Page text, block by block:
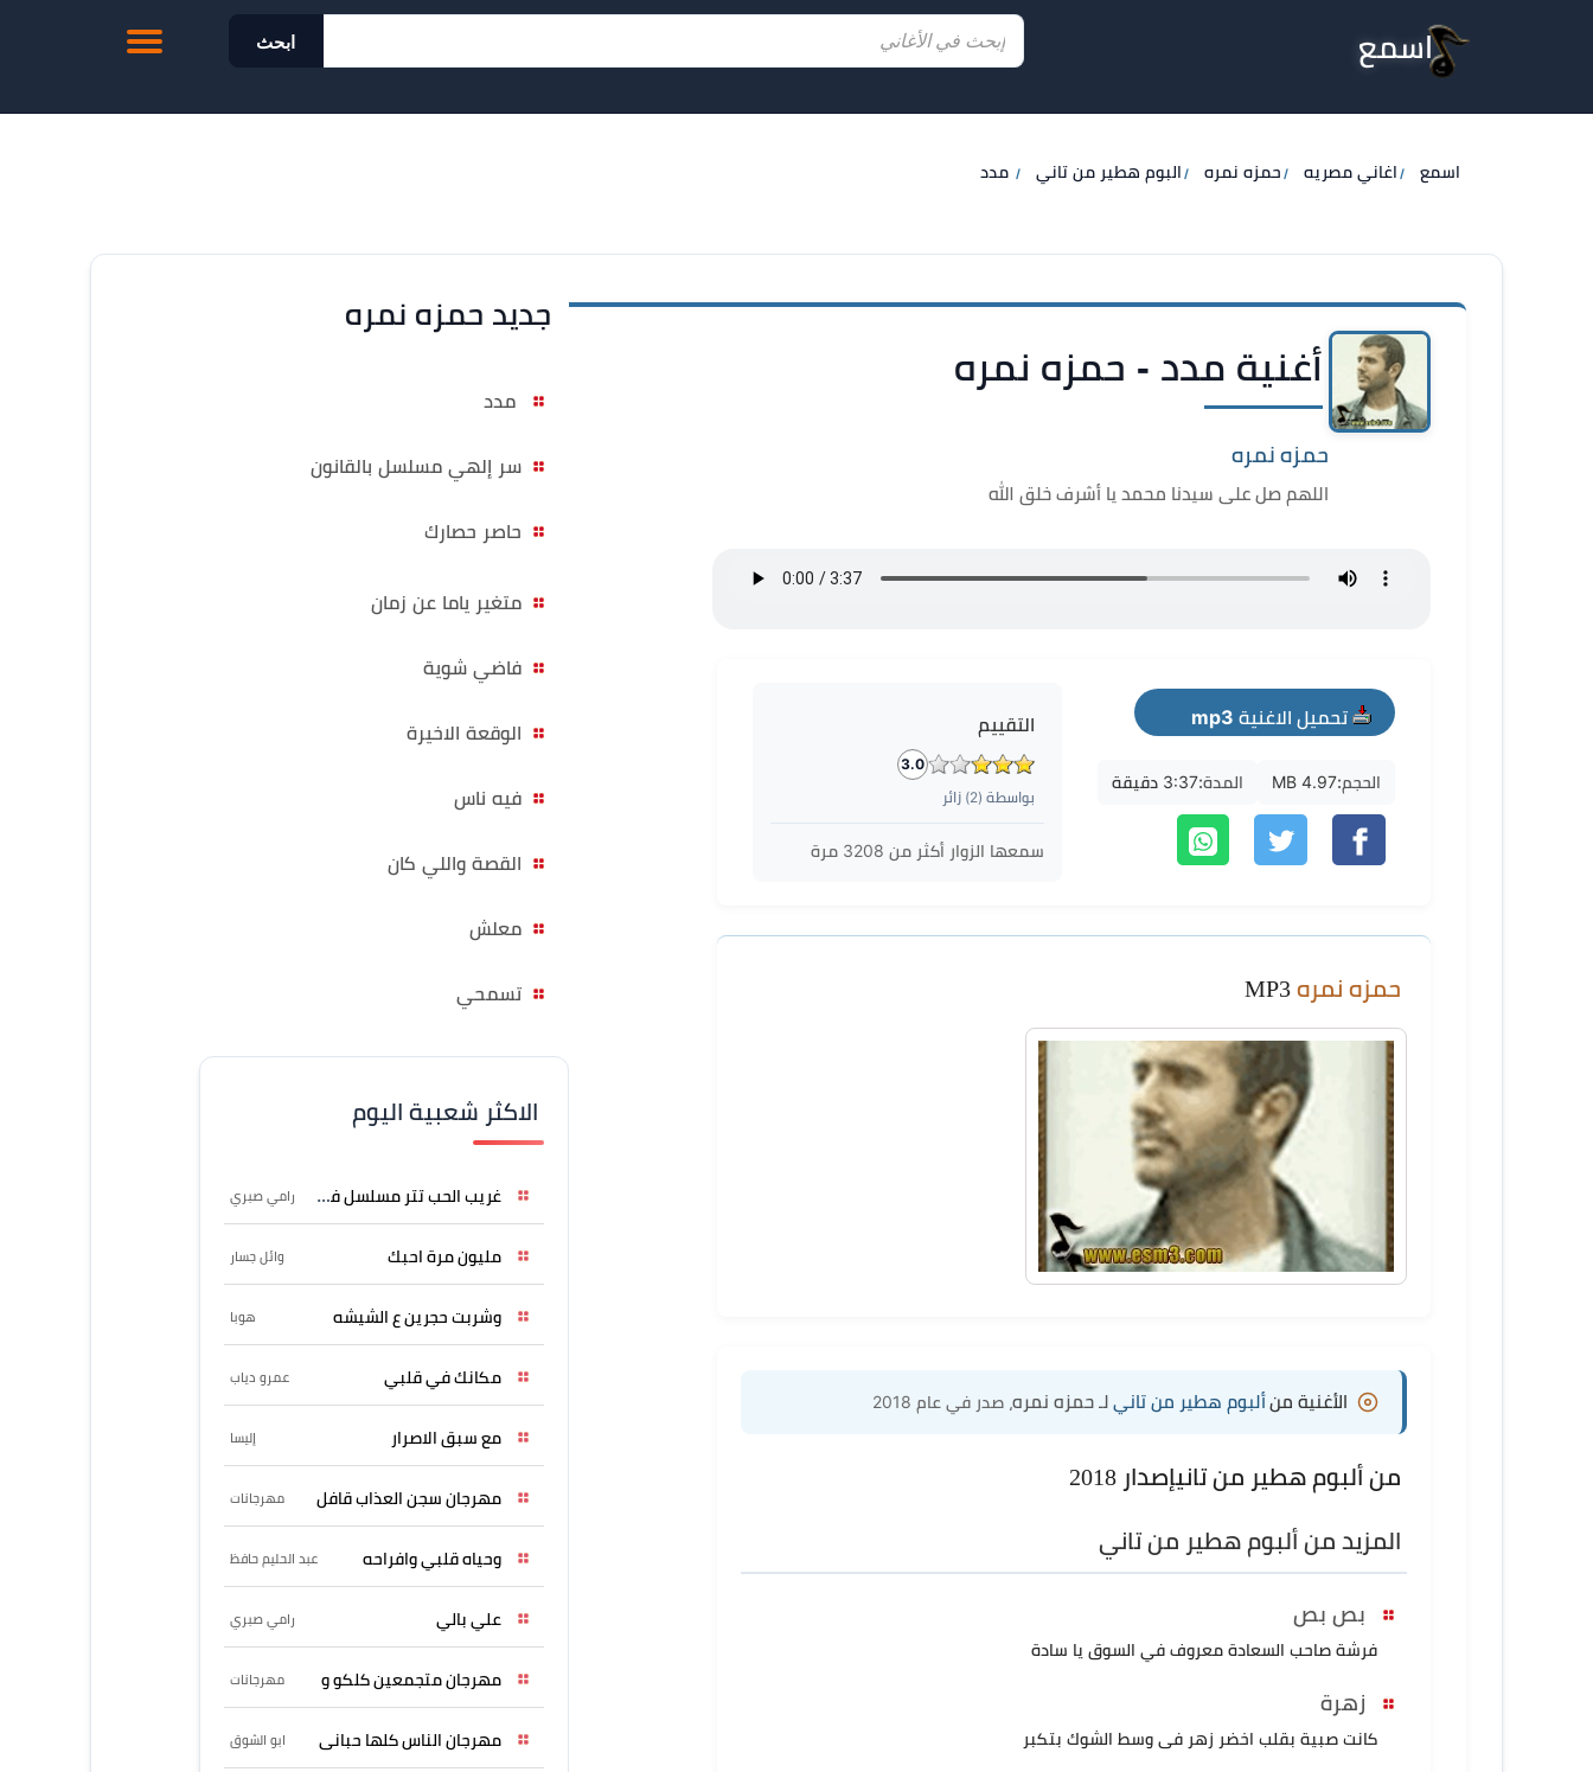
اسمع ابحث
اسمع اغاني مصريه حمزه نمره البوم هطير من تاني مدد
أغنية مدد - حمزه نمره
حمزه نمره
اللهم صل على سيدنا محمد يا أشرف خلق الله
تحميل الاغنية mp3
الحجم:4.97 MB المدة:3:37 دقيقة
التقييم
3.0
بواسطة (2) زائر
سمعها الزوار أكثر من 3208 مرة
حمزه نمره
الأغنية منألبوم هطير من تاني لـ حمزه نمره ، صدر في عام 2018
من ألبوم هطير من تانيإصدار 2018
المزيد من ألبوم هطير من تاني
بص بص
فرشة صاحب السعادة معروف في السوق يا سادة
زهرة
كانت صبية بقلب اخضر زهر فى وسط الشوك بتكبر
جديد حمزه نمره
مدد
سر إلهي مسلسل بالقانون
حاصر حصارك
متغير ياما عن زمان
فاضي شوية
الوقعة الاخيرة
فيه ناس
القصة واللي كان
معلش
تسمحي
الاكثر شعبية اليوم
غريب الحب تتر مسلسل فرصة رامي صبري
مليون مرة احبك وائل جسار
وشربت حجرين ع الشيشه هوبا
مكانك في قلبي عمرو دياب
مع سبق الاصرار إليسا
مهرجان سجن العذاب قافل مهرجانات
وحياه قلبي وافراحه عبد الحليم حافظ
علي بالي رامي صبري
مهرجان متجمعين كلكو و مهرجانات
مهرجان الناس كلها حبانى ابو الشوق